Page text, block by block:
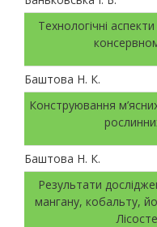
Технологічні
Баштова Н. К.
Конструювання
Баштова Н. К.
Результати
мангану, кобальту,